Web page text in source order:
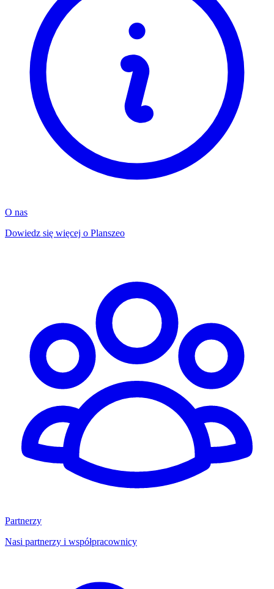
O nas
Dowiedz się więcej o Planszeo
Partnerzy
Nasi partnerzy i współpracownicy